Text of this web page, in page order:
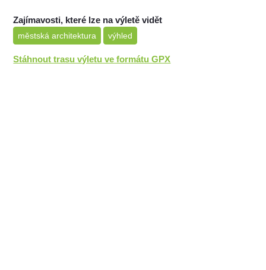
Zajímavosti, které lze na výletě vidět
městská architektura výhled
Stáhnout trasu výletu ve formátu GPX